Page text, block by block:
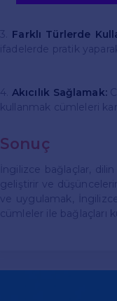
3. Farklı Türlerde
ifadelerde pratik
4. Akıcılık Sağlamak:
kullanmak cümleleri
Sonuç
İngilizce bağlaçlar,
geliştirir ve
ve uygulamak,
cümleler ile bağlaçları